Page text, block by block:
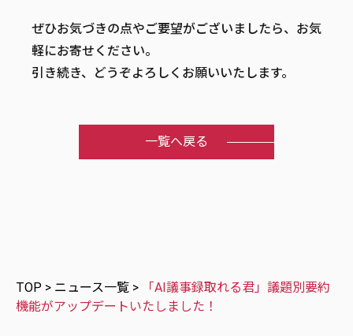
ぜひお気づきの点やご要望がございましたら、お気
軽にお寄せください。
引き続き、どうぞよろしくお願いいたします。
一覧へ戻る
TOP > ニュース一覧 >
「AI議事録取れる君」議題別要約
機能がアップデートいたしました！